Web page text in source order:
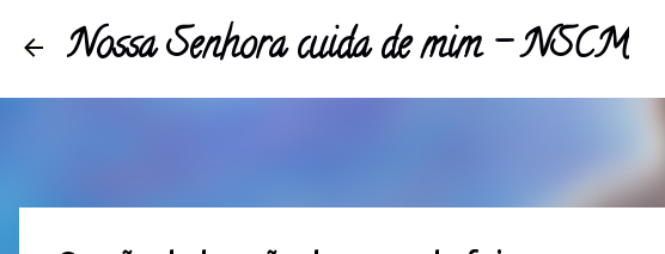
Nossa Senhora cuida de mim - NSCM